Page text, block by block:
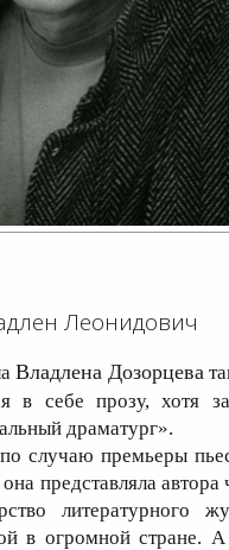
Леонидович
Владлена Дозорцева
себе прозу, хотя
драматург».
случаю премьеры
представляла
литературного
в огромной стране.